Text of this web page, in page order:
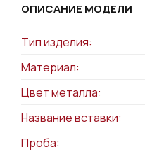
ОПИСАНИЕ МОДЕЛИ
Тип изделия:
Материал:
Цвет металла:
Название вставки:
Проба: